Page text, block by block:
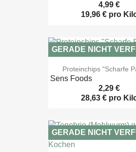
4,99 €
19,96 € pro
 Vorschau
Proteinchips "Scharfe
Sens Foods
2,29 €
28,63 € pro
GERADE NICHT
GERADE NICHT